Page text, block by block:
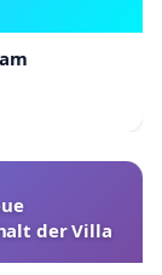
der Villa